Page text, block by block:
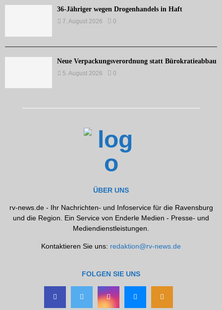
36-Jähriger wegen Drogenhandels in Haft
7. August 2026 0
Neue Verpackungsverordnung statt Bürokratieabbau
5. August 2026 0
ÜBER UNS
rv-news.de - Ihr Nachrichten- und Infoservice für die Ravensburg
und die Region. Ein Service von Enderle Medien - Presse- und
Mediendienstleistungen.
Kontaktieren Sie uns: redaktion@rv-news.de
FOLGEN SIE UNS